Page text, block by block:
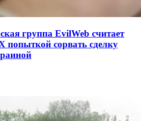
группа EvilWeb считает
попыткой сорвать сделку